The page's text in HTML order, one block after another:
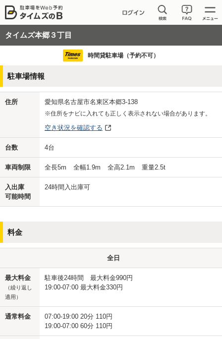
タイムズ本郷３丁目
時間貸駐車場（予約不可）
駐車場情報
住所 愛知県名古屋市名東区本郷3-138
※住所をナビに入れても正しく表示されない場合があります。
空き状況を確認する
台数 4台
車両制限 全長5m 全幅1.9m 全高2.1m 重量2.5t
入出庫
可能時間
24時間入出庫可
料金
全日
最大料金
（繰り返し
適用）
駐車後24時間 最大料金990円
19:00-07:00 最大料金330円
通常料金
07:00-19:00 20分 110円
19:00-07:00 60分 110円